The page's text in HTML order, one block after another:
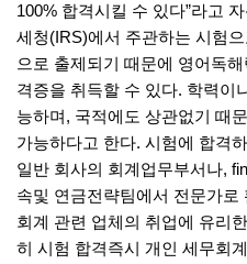
100% 합격시킬 수 있다”라고
세청(IRS)에서 주관하는 시험
으로 출제되기 때문에 영어독
격증을 취득할 수 있다. 학력이
능하며, 국적에도 상관없기 때
가능하다고 한다. 시험에 합격
일반 회사의 회계업무부서나,
속및 연금전략팀에서 전문가
회계 관련 업체의 취업에 유리
히 시험 합격즉시 개인 세무회